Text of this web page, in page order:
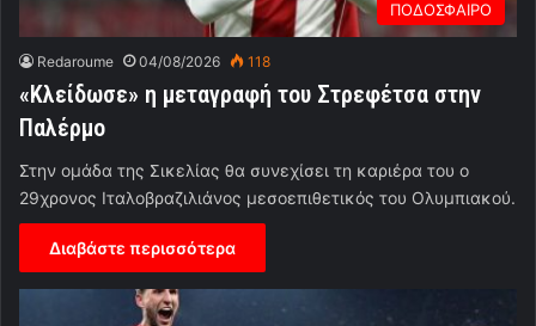
ΠΟΔΟΣΦΑΙΡΟ
Redaroume 04/08/2026 118
«Κλείδωσε» η μεταγραφή του Στρεφέτσα στην
Παλέρμο
Στην ομάδα της Σικελίας θα συνεχίσει τη καριέρα του ο
29χρονος Ιταλοβραζιλιάνος μεσοεπιθετικός του Ολυμπιακού.
Διαβάστε περισσότερα